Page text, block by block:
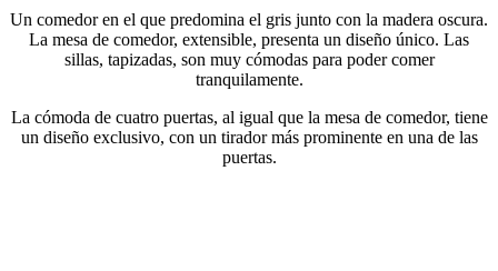
Un comedor en el que predomina el gris junto con la madera oscura.
La mesa de comedor, extensible, presenta un diseño único. Las
sillas, tapizadas, son muy cómodas para poder comer
tranquilamente.
La cómoda de cuatro puertas, al igual que la mesa de comedor, tiene
un diseño exclusivo, con un tirador más prominente en una de las
puertas.